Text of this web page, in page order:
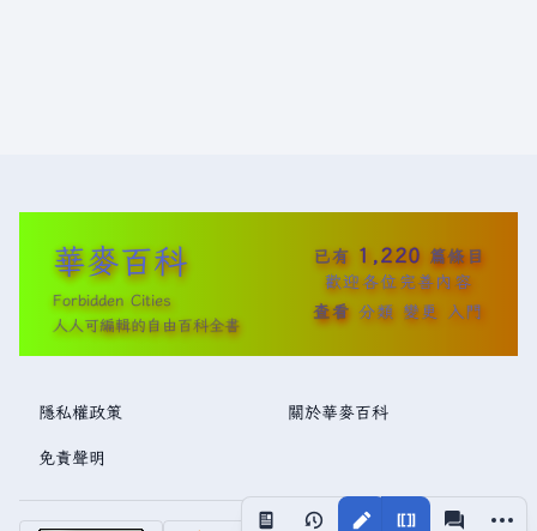
視圖 更多
華麥百科
Forbidden Cities
人人可編輯的自由百科全書
已有 1,220 篇條目
歡迎各位完善內容
查看 分類 變更 入門
隱私權政策 關於華麥百科
免責聲明